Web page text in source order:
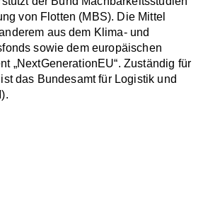
von Flotten (MBS). Die Mittel
aus dem Klima- und
sowie dem europäischen
„NextGenerationEU“. Zuständig für
das Bundesamt für Logistik und